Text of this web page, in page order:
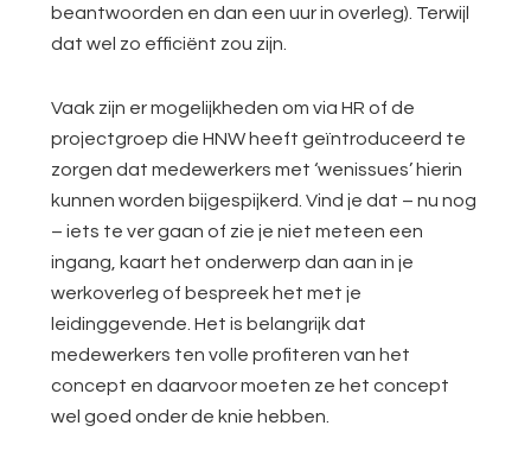
beantwoorden en dan een uur in overleg). Terwijl
dat wel zo efficiënt zou zijn.
Vaak zijn er mogelijkheden om via HR of de
projectgroep die HNW heeft geïntroduceerd te
zorgen dat medewerkers met ‘wenissues’ hierin
kunnen worden bijgespijkerd. Vind je dat – nu nog
– iets te ver gaan of zie je niet meteen een
ingang, kaart het onderwerp dan aan in je
werkoverleg of bespreek het met je
leidinggevende. Het is belangrijk dat
medewerkers ten volle profiteren van het
concept en daarvoor moeten ze het concept
wel goed onder de knie hebben.